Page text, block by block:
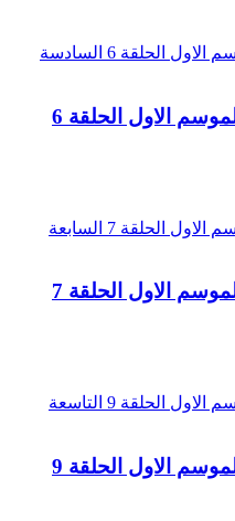
مسلسل The Penguin الموسم الاول الحلقة 6
مسلسل The Penguin الموسم الاول الحلقة 7
مسلسل The Penguin الموسم الاول الحلقة 9